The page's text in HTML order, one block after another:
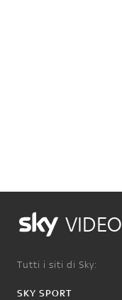
VIDEO
Tutti i siti di Sky:
SKY SPORT